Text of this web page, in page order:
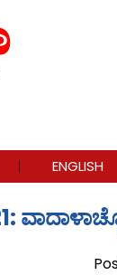
ENGLISH